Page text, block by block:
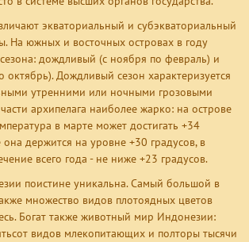
экваториальный и субэкваториальный
На южных и восточных островах в году
дождливый (с ноября по февраль) и
октябрь). Дождливый сезон характеризуется
утренними или ночными грозовыми
архипелага наиболее жарко: на острове
в марте может достигать +34
она держится на уровне +30 градусов, в
всего года - не ниже +23 градусов.
поистине уникальна. Самый большой в
множество видов плотоядных цветов
Богат также животный мир Индонезии:
видов млекопитающих и полторы тысячи